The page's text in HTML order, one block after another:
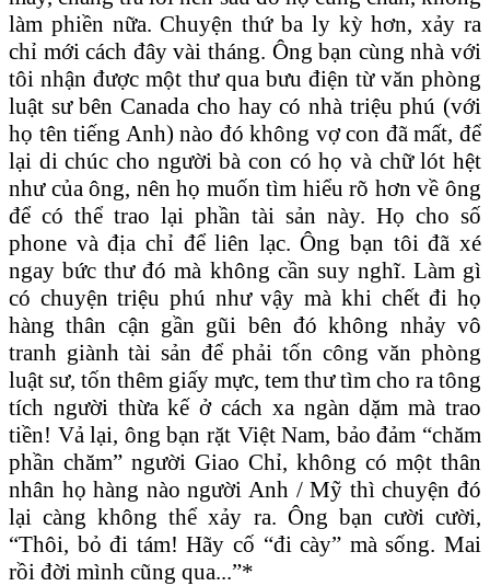
làm phiền nữa. Chuyện thứ ba ly kỳ hơn, xảy ra
chỉ mới cách đây vài tháng. Ông bạn cùng nhà với
tôi nhận được một thư qua bưu điện từ văn phòng
luật sư bên Canada cho hay có nhà triệu phú (với
họ tên tiếng Anh) nào đó không vợ con đã mất, để
lại di chúc cho người bà con có họ và chữ lót hệt
như của ông, nên họ muốn tìm hiểu rõ hơn về ông
để có thể trao lại phần tài sản này. Họ cho số
phone và địa chỉ để liên lạc. Ông bạn tôi đã xé
ngay bức thư đó mà không cần suy nghĩ. Làm gì
có chuyện triệu phú như vậy mà khi chết đi họ
hàng thân cận gần gũi bên đó không nhảy vô
tranh giành tài sản để phải tốn công văn phòng
luật sư, tốn thêm giấy mực, tem thư tìm cho ra tông
tích người thừa kế ở cách xa ngàn dặm mà trao
tiền! Vả lại, ông bạn rặt Việt Nam, bảo đảm “chăm
phần chăm” người Giao Chỉ, không có một thân
nhân họ hàng nào người Anh / Mỹ thì chuyện đó
lại càng không thể xảy ra. Ông bạn cười cười,
“Thôi, bỏ đi tám! Hãy cố “đi cày” mà sống. Mai
rồi đời mình cũng qua...”*